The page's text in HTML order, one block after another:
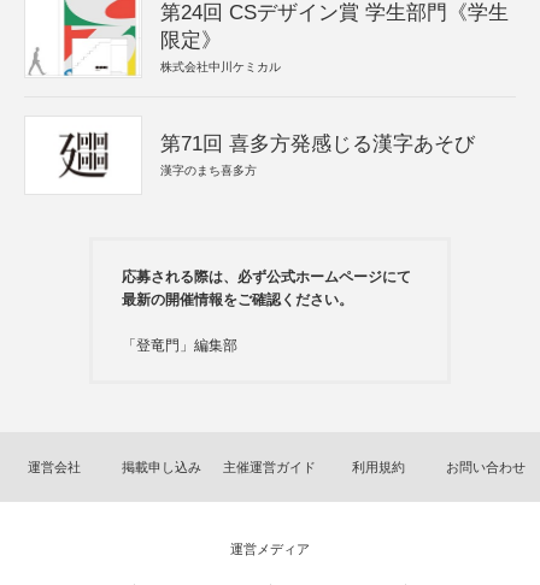
第24回 CSデザイン賞 学生部門《学生
限定》
株式会社中川ケミカル
第71回 喜多方発感じる漢字あそび
漢字のまち喜多方
応募される際は、必ず公式ホームページにて
最新の開催情報をご確認ください。
「登竜門」編集部
運営会社 掲載申し込み 主催運営ガイド 利用規約 お問い合わせ
運営メディア